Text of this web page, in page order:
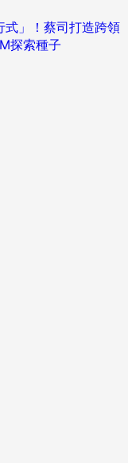
」！蔡司打造跨領
探索種子